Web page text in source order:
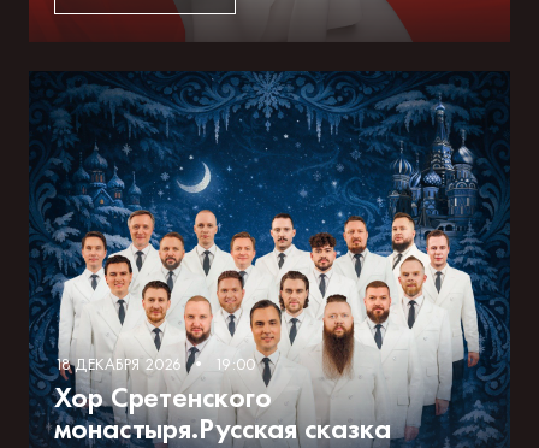
18 ДЕКАБРЯ 2026 • 19:00
Хор Сретенского
монастыря.Русская сказка